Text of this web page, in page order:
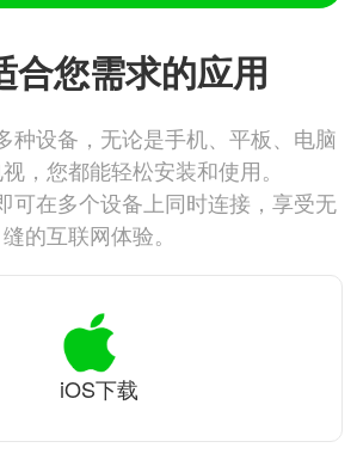
合您需求的应用
种设备，无论是手机、平板、电脑
，您都能轻松安装和使用。
可在多个设备上同时连接，享受无
缝的互联网体验。
iOS下载